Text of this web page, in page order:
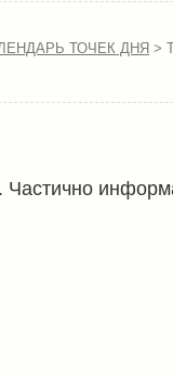
ТОЧЕК ДНЯ >
Частично